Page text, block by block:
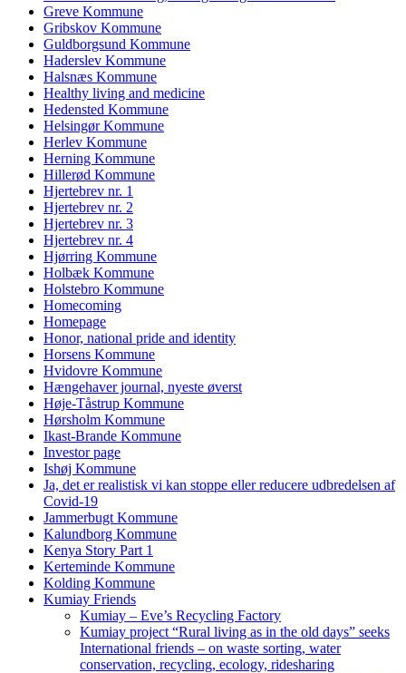
Greve Kommune
Gribskov Kommune
Guldborgsund Kommune
Haderslev Kommune
Halsnæs Kommune
Healthy living and medicine
Hedensted Kommune
Helsingør Kommune
Herlev Kommune
Herning Kommune
Hillerød Kommune
Hjertebrev nr. 1
Hjertebrev nr. 2
Hjertebrev nr. 3
Hjertebrev nr. 4
Hjørring Kommune
Holbæk Kommune
Holstebro Kommune
Homecoming
Homepage
Honor, national pride and identity
Horsens Kommune
Hvidovre Kommune
Hængehaver journal, nyeste øverst
Høje-Tåstrup Kommune
Hørsholm Kommune
Ikast-Brande Kommune
Investor page
Ishøj Kommune
Ja, det er realistisk vi kan stoppe eller reducere udbredelsen af
Covid-19
Jammerbugt Kommune
Kalundborg Kommune
Kenya Story Part 1
Kerteminde Kommune
Kolding Kommune
Kumiay Friends
Kumiay – Eve’s Recycling Factory
Kumiay project “Rural living as in the old days” seeks
International friends – on waste sorting, water
conservation, recycling, ecology, ridesharing